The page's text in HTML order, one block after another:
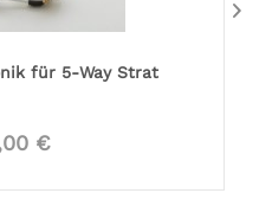
für 5-Way Strat
€